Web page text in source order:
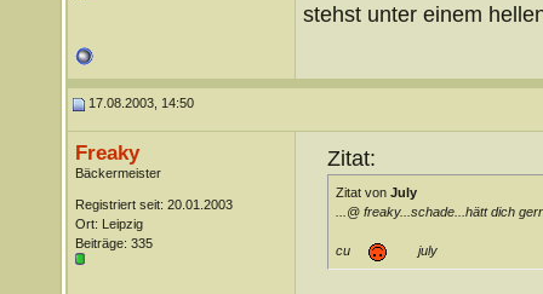
stehst unter einem
17.08.2003, 14:50
Freaky
Bäckermeister
Registriert seit: 20.01.2003
Ort: Leipzig
Beiträge: 335
Zitat:
Zitat von July
...@ freaky...schade...hätt dich
cu july